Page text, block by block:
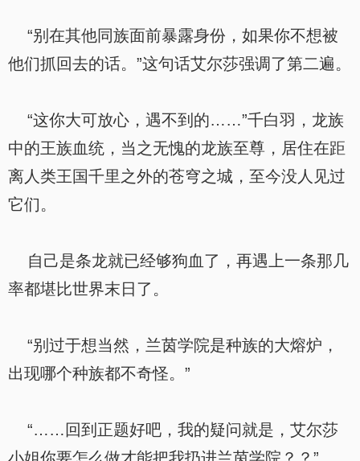
“别在其他同族面前暴露身份，如果你不想被
他们抓回去的话。”这句话艾尔莎强调了第二遍。
“这你大可放心，遇不到的……”千白羽，龙族
中的王族血统，当之无愧的龙族至尊，居住在距
离人类王国千里之外的苍穹之城，至今没人见过
它们。
自己是条龙就已经够狗血了，再遇上一条那几
率都堪比世界末日了。
“别过于想当然，兰茵学院是种族的大熔炉，
出现哪个种族都不奇怪。”
“……回到正题好吧，我的疑问就是，艾尔莎